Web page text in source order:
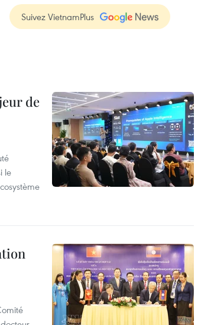
Suivez VietnamPlus
de
le